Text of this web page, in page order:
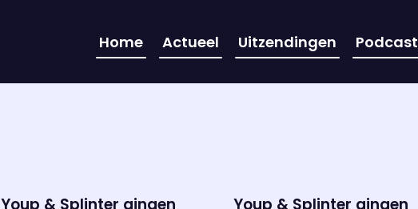
Home Actueel Uitzendingen Podcast
Youp & Splinter gingen
Youp & Splinter gingen